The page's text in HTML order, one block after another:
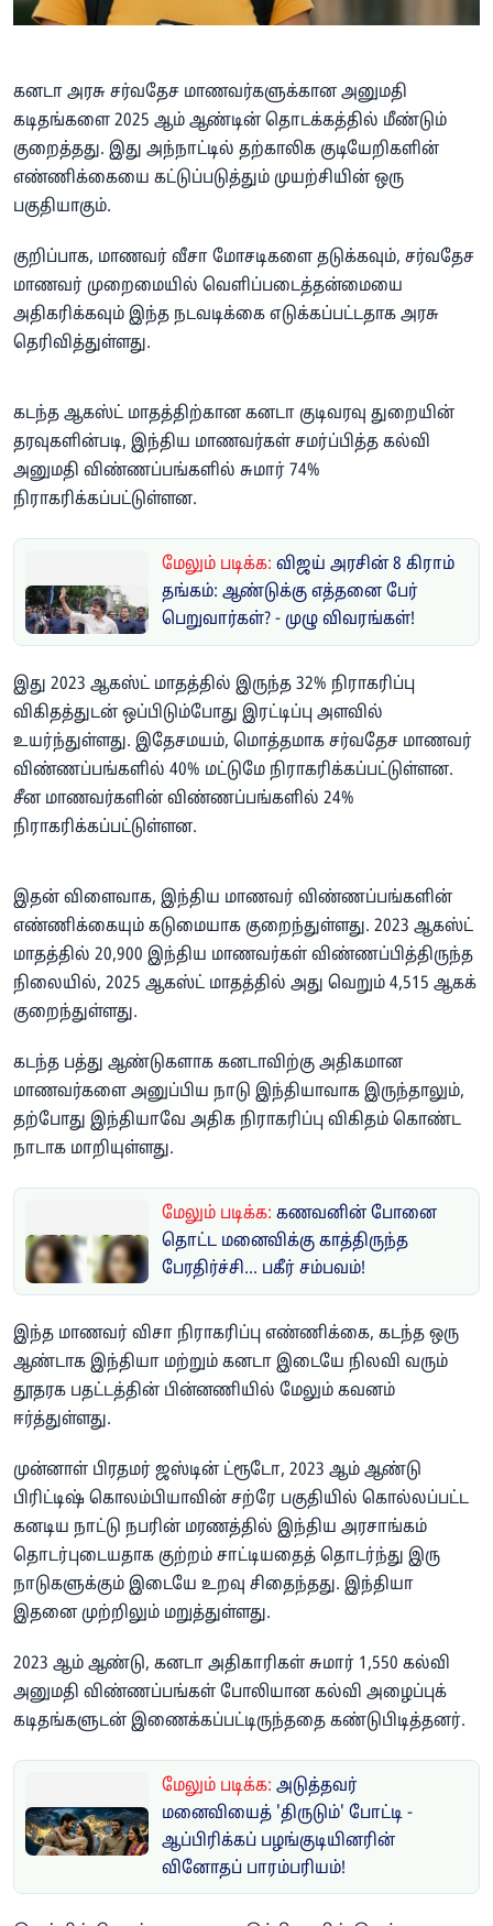
கனடா அரசு சர்வதேச மாணவர்களுக்கான அனுமதி
கடிதங்களை 2025 ஆம் ஆண்டின் தொடக்கத்தில் மீண்டும்
குறைத்தது. இது அந்நாட்டில் தற்காலிக குடியேறிகளின்
எண்ணிக்கையை கட்டுப்படுத்தும் முயற்சியின் ஒரு
பகுதியாகும்.
குறிப்பாக, மாணவர் வீசா மோசடிகளை தடுக்கவும், சர்வதேச
மாணவர் முறைமையில் வெளிப்படைத்தன்மையை
அதிகரிக்கவும் இந்த நடவடிக்கை எடுக்கப்பட்டதாக அரசு
தெரிவித்துள்ளது.
கடந்த ஆகஸ்ட் மாதத்திற்கான கனடா குடிவரவு துறையின்
தரவுகளின்படி, இந்திய மாணவர்கள் சமர்ப்பித்த கல்வி
அனுமதி விண்ணப்பங்களில் சுமார் 74%
நிராகரிக்கப்பட்டுள்ளன.
மேலும் படிக்க: விஜய் அரசின் 8 கிராம்
தங்கம்: ஆண்டுக்கு எத்தனை பேர்
பெறுவார்கள்? - முழு விவரங்கள்!
இது 2023 ஆகஸ்ட் மாதத்தில் இருந்த 32% நிராகரிப்பு
விகிதத்துடன் ஒப்பிடும்போது இரட்டிப்பு அளவில்
உயர்ந்துள்ளது. இதேசமயம், மொத்தமாக சர்வதேச மாணவர்
விண்ணப்பங்களில் 40% மட்டுமே நிராகரிக்கப்பட்டுள்ளன.
சீன மாணவர்களின் விண்ணப்பங்களில் 24%
நிராகரிக்கப்பட்டுள்ளன.
இதன் விளைவாக, இந்திய மாணவர் விண்ணப்பங்களின்
எண்ணிக்கையும் கடுமையாக குறைந்துள்ளது. 2023 ஆகஸ்ட்
மாதத்தில் 20,900 இந்திய மாணவர்கள் விண்ணப்பித்திருந்த
நிலையில், 2025 ஆகஸ்ட் மாதத்தில் அது வெறும் 4,515 ஆகக்
குறைந்துள்ளது.
கடந்த பத்து ஆண்டுகளாக கனடாவிற்கு அதிகமான
மாணவர்களை அனுப்பிய நாடு இந்தியாவாக இருந்தாலும்,
தற்போது இந்தியாவே அதிக நிராகரிப்பு விகிதம் கொண்ட
நாடாக மாறியுள்ளது.
மேலும் படிக்க: கணவனின் போனை
தொட்ட மனைவிக்கு காத்திருந்த
பேரதிர்ச்சி... பகீர் சம்பவம்!
இந்த மாணவர் விசா நிராகரிப்பு எண்ணிக்கை, கடந்த ஒரு
ஆண்டாக இந்தியா மற்றும் கனடா இடையே நிலவி வரும்
தூதரக பதட்டத்தின் பின்னணியில் மேலும் கவனம்
ஈர்த்துள்ளது.
முன்னாள் பிரதமர் ஜஸ்டின் ட்ரூடோ, 2023 ஆம் ஆண்டு
பிரிட்டிஷ் கொலம்பியாவின் சற்ரே பகுதியில் கொல்லப்பட்ட
கனடிய நாட்டு நபரின் மரணத்தில் இந்திய அரசாங்கம்
தொடர்புடையதாக குற்றம் சாட்டியதைத் தொடர்ந்து இரு
நாடுகளுக்கும் இடையே உறவு சிதைந்தது. இந்தியா
இதனை முற்றிலும் மறுத்துள்ளது.
2023 ஆம் ஆண்டு, கனடா அதிகாரிகள் சுமார் 1,550 கல்வி
அனுமதி விண்ணப்பங்கள் போலியான கல்வி அழைப்புக்
கடிதங்களுடன் இணைக்கப்பட்டிருந்ததை கண்டுபிடித்தனர்.
மேலும் படிக்க: அடுத்தவர்
மனைவியைத் 'திருடும்' போட்டி -
ஆப்பிரிக்கப் பழங்குடியினரின்
வினோதப் பாரம்பரியம்!